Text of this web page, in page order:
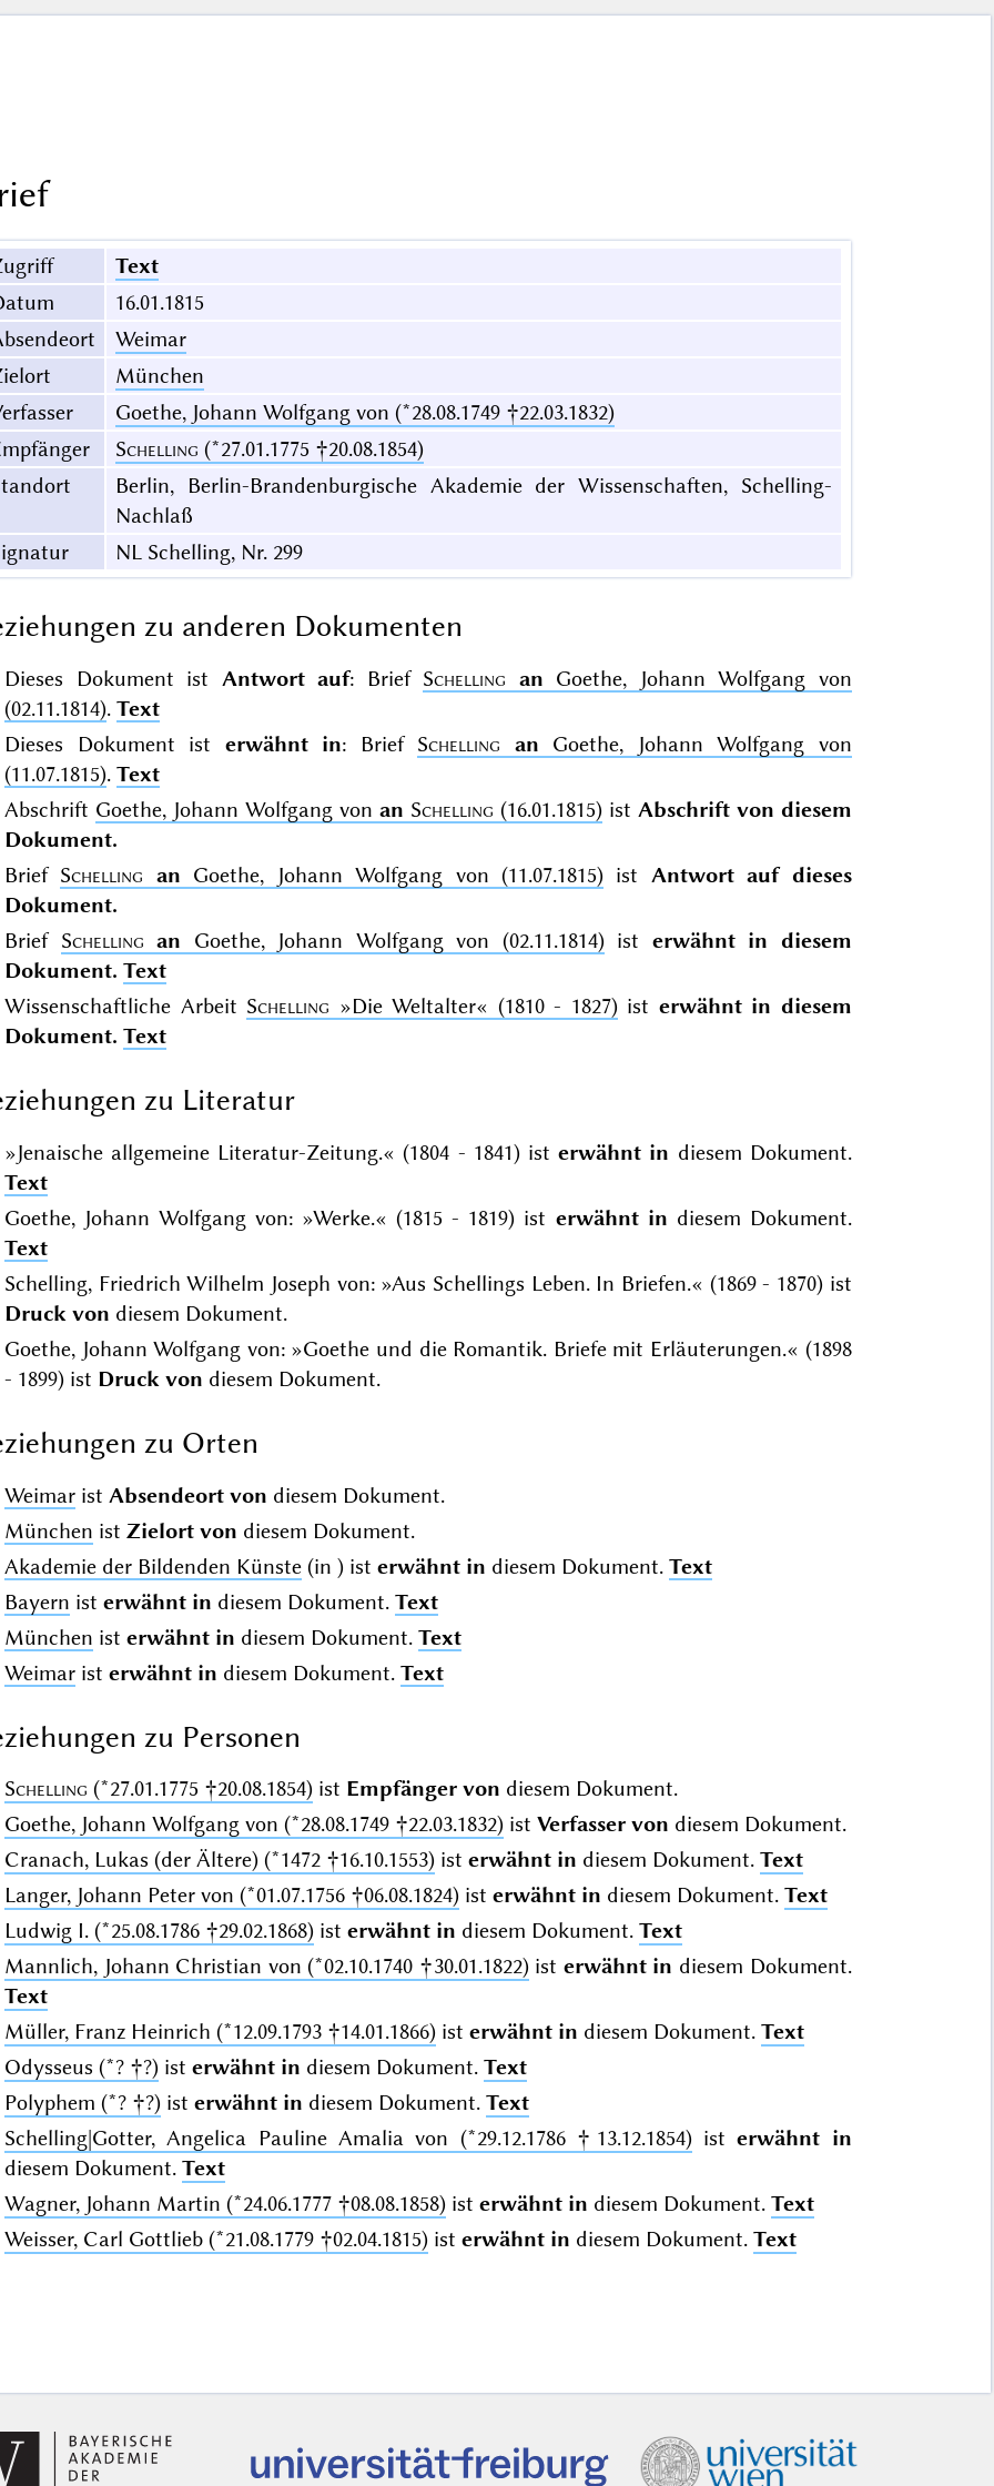
Text
16.01.1815
Weimar
München
Goethe, Johann Wolfgang von (*28.08.1749 †22.03.1832)
Schelling (*27.01.1775 †20.08.1854)
Berlin, Berlin-Brandenburgische Akademie der Wissenschaften, Schelling-
Nachlaß
NL Schelling, Nr. 299
zu anderen Dokumenten
Dieses Dokument ist Antwort auf: Brief Schelling an Goethe, Johann Wolfgang von
(02.11.1814). Text
Dieses Dokument ist erwähnt in: Brief Schelling an Goethe, Johann Wolfgang von
(11.07.1815). Text
Abschrift Goethe, Johann Wolfgang von an Schelling (16.01.1815)ist Abschrift von diesem
Dokument.
Brief Schelling an Goethe, Johann Wolfgang von (11.07.1815) ist Antwort auf dieses
Dokument.
Brief Schelling an Goethe, Johann Wolfgang von (02.11.1814)ist erwähnt in diesem
Dokument. Text
Wissenschaftliche Arbeit Schelling »Die Weltalter« (1810 - 1827)ist erwähnt in diesem
Dokument. Text
zu Literatur
»Jenaische allgemeine Literatur-Zeitung.« (1804 - 1841) isterwähnt in diesem Dokument.
Text
Goethe, Johann Wolfgang von: »Werke.« (1815 - 1819) ist erwähnt in diesem Dokument.
Text
Schelling, Friedrich Wilhelm Joseph von: »Aus Schellings Leben. In Briefen.« (1869 - 1870) ist
Druck von diesem Dokument.
Goethe, Johann Wolfgang von: »Goethe und die Romantik. Briefe mit Erläuterungen.« (1898
- 1899) ist Druck von diesem Dokument.
zu Orten
Weimarist Absendeort von diesem Dokument.
München ist Zielort von diesem Dokument.
Akademie der Bildenden Künste(in ) ist erwähnt in diesem Dokument. Text
Bayern ist erwähnt in diesem Dokument. Text
München ist erwähnt in diesem Dokument. Text
Weimarist erwähnt in diesem Dokument. Text
zu Personen
Schelling (*27.01.1775 †20.08.1854)ist Empfänger von diesem Dokument.
Goethe, Johann Wolfgang von (*28.08.1749 †22.03.1832)ist Verfasser von diesem Dokument.
Cranach, Lukas (der Ältere) (*1472 †16.10.1553)ist erwähnt in diesem Dokument. Text
Langer, Johann Peter von (*01.07.1756 †06.08.1824)ist erwähnt in diesem Dokument. Text
Ludwig I. (*25.08.1786 †29.02.1868)ist erwähnt in diesem Dokument. Text
Mannlich, Johann Christian von (*02.10.1740 †30.01.1822)ist erwähnt in diesem Dokument.
Text
Müller, Franz Heinrich (*12.09.1793 †14.01.1866)ist erwähnt in diesem Dokument. Text
Odysseus (*? †?)ist erwähnt in diesem Dokument. Text
Polyphem (*? †?)ist erwähnt in diesem Dokument. Text
Schelling|Gotter, Angelica Pauline Amalia von (*29.12.1786 †13.12.1854)isterwähnt in
diesem Dokument. Text
Wagner, Johann Martin (*24.06.1777 †08.08.1858)ist erwähnt in diesem Dokument. Text
Weisser, Carl Gottlieb (*21.08.1779 †02.04.1815)ist erwähnt in diesem Dokument. Text